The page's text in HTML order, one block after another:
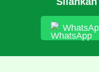
CARA PESAN
HUBUNGI KAMI
© 2026 https://
Rubber Running Track